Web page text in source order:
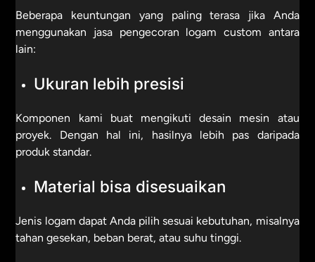
Beberapa keuntungan yang paling terasa jika Anda
menggunakan jasa pengecoran logam custom antara
lain:
Ukuran lebih presisi
Komponen kami buat mengikuti desain mesin atau
proyek. Dengan hal ini, hasilnya lebih pas daripada
produk standar.
Material bisa disesuaikan
Jenis logam dapat Anda pilih sesuai kebutuhan, misalnya
tahan gesekan, beban berat, atau suhu tinggi.